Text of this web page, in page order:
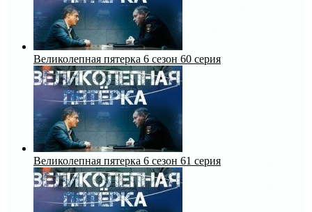
Великолепная пятерка 6 сезон 60 серия
Великолепная пятерка 6 сезон 61 серия